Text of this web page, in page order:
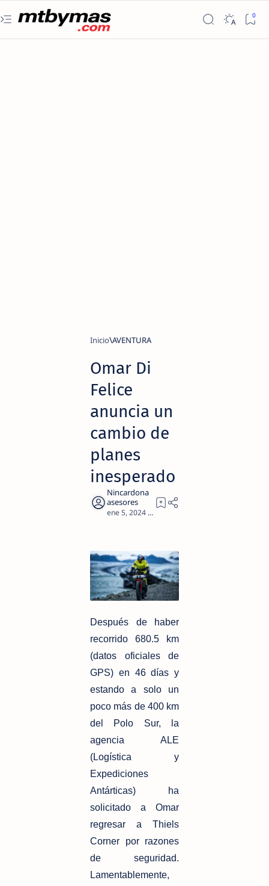
Inicio AVENTURA
Omar Di
Felice
anuncia un
cambio de
planes
inesperado
1
Después de haber
recorrido 680.5 km
(datos oficiales de
GPS) en 46 días y
estando a solo un
poco más de 400 km
del Polo Sur, la
agencia ALE
(Logística y
Expediciones
Antárticas) ha
solicitado a Omar
regresar a Thiels
Corner por razones
de seguridad.
Lamentablemente,